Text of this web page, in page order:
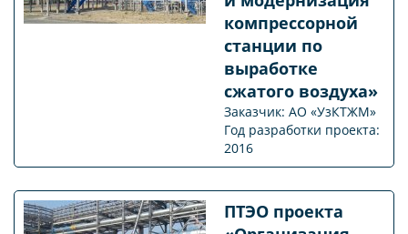
компрессорной
станции по
выработке
сжатого воздуха»
Заказчик: АО «УзКТЖМ»
Год разработки проекта:
2016
ПТЭО проекта